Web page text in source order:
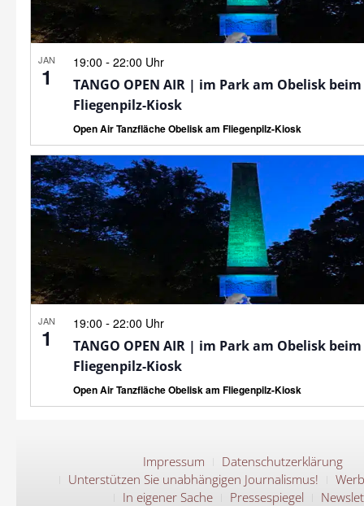
JAN
1
19:00 - 22:00 Uhr
TANGO OPEN AIR | im Park am Obelisk beim
Fliegenpilz-Kiosk
Open Air Tanzfläche Obelisk am Fliegenpilz-Kiosk
JAN
1
19:00 - 22:00 Uhr
TANGO OPEN AIR | im Park am Obelisk beim
Fliegenpilz-Kiosk
Open Air Tanzfläche Obelisk am Fliegenpilz-Kiosk
Impressum
Datenschutzerklärung
Unterstützen Sie unabhängigen Journalismus!
In eigener Sache
Pressespiegel